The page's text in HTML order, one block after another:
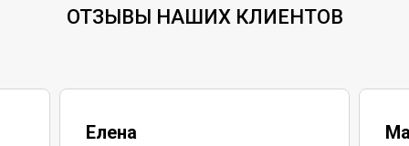
ОТЗЫВЫ НАШИХ КЛИЕНТОВ
Елена